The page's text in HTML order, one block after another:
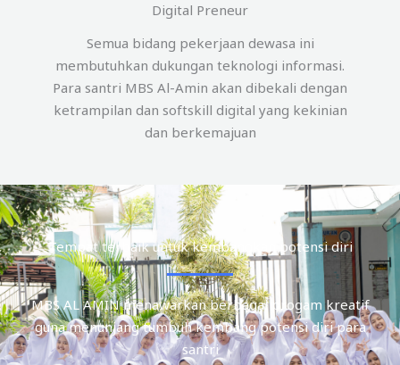
Digital Preneur
Semua bidang pekerjaan dewasa ini
membutuhkan dukungan teknologi informasi.
Para santri MBS Al-Amin akan dibekali dengan
ketrampilan dan softskill digital yang kekinian
dan berkemajuan
Tempat terbaik untuk kembangkan potensi diri
MBS AL AMIN menawarkan berbagai progam kreatif
guna menunjang tumbuh kembang potensi diri para
santri